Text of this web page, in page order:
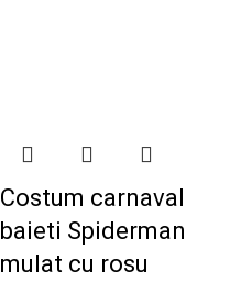
Costum carnaval
baieti Spiderman
mulat cu rosu